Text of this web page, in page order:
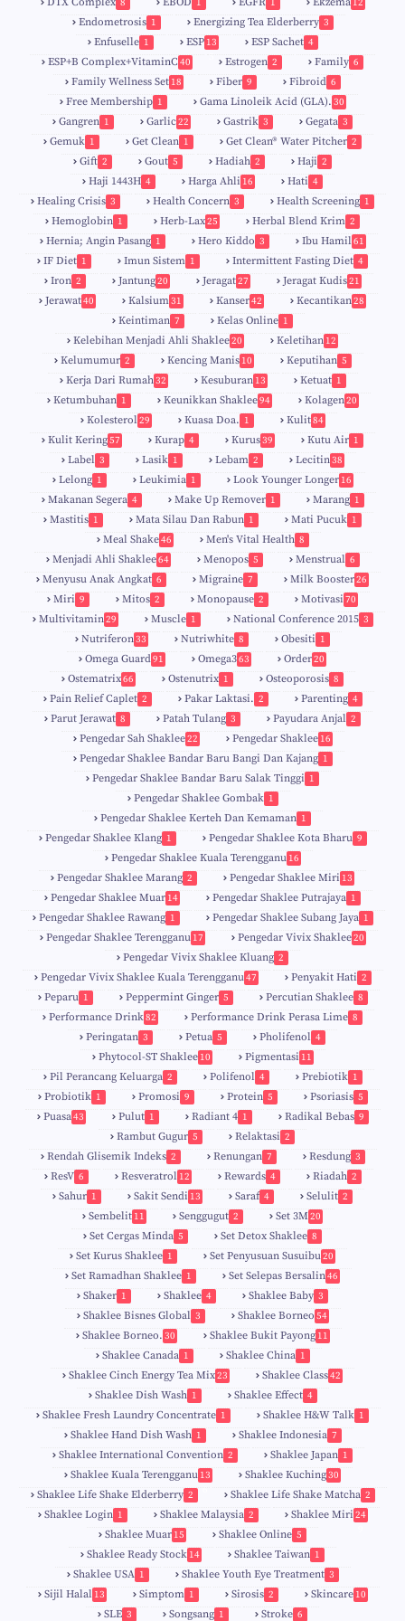
Endometrosis 1 Energizing Tea Elderberry 3
Enfuselle 1 ESP 13
ESP Sachet 4
ESP+B Complex+VitaminC 40 Estrogen 2 Family 6
Family Wellness Set 18 Fiber 9 Fibroid 6
Free Membership 1 Gama Linoleik Acid (GLA). 30
Gangren 1 Garlic22 Gastrik 3 Gegata 3
Gemuk 1 Get Clean 1 Get Clean® Water Pitcher 2
Gift 2 Gout 5 Hadiah 2 Haji 2
Haji 1443H 4 Harga Ahli 16 Hati 4
Healing Crisis 3 Health Concern 3 Health Screening 1
Hemoglobin 1 Herb-Lax25 Herbal Blend Krim 2
Hernia; Angin Pasang 1 Hero Kiddo 3 Ibu Hamil61
IF Diet 1 Imun Sistem 1 Intermittent Fasting Diet 4
Iron 2 Jantung20 Jeragat27 Jeragat Kudis21
Jerawat40 Kalsium31 Kanser42 Kecantikan28
Keintiman 7 Kelas Online 1
Kelebihan Menjadi Ahli Shaklee20 Keletihan 12
Kelumumur 2 Kencing Manis 10 Keputihan 5
Kerja Dari Rumah32 Kesuburan 13 Ketuat 1
Ketumbuhan 1 Keunikkan Shaklee94 Kolagen20
Kolesterol29 Kuasa Doa. 1 Kulit84
Kulit Kering57 Kurap 4 Kurus39 Kutu Air 1
Label 3 Lasik 1 Lebam 2 Lecitin38
Lelong 1 Leukimia 1 Look Younger Longer 16
Makanan Segera 4 Make Up Remover 1 Marang 1
Mastitis 1 Mata Silau Dan Rabun 1 Mati Pucuk 1
Meal Shake46 Men's Vital Health 8
Menjadi Ahli Shaklee64 Menopos 5 Menstrual 6
Menyusu Anak Angkat 6 Migraine 7 Milk Booster26
Miri 9 Mitos 2 Monopause 2 Motivasi 70
Multivitamin29 Muscle 1 National Conference 2015 3
Nutriferon33 Nutriwhite 8 Obesiti 1
Omega Guard91 Omega363 Order20
Ostematrix66 Ostenutrix 1 Osteoporosis 8
Pain Relief Caplet 2 Pakar Laktasi. 2 Parenting 4
Parut Jerawat 8 Patah Tulang 3 Payudara Anjal 2
Pengedar Sah Shaklee22
9
Pengedar Shaklee 16
5
Pengedar Shaklee Bandar Baru Bangi Dan Kajang 1
Pengedar Shaklee Bandar Baru Salak Tinggi 1
Pengedar Shaklee Gombak 1
Pengedar Shaklee Kerteh Dan Kemaman 1
Pengedar Shaklee Klang 1 Pengedar Shaklee Kota Bharu 9
Pengedar Shaklee Kuala Terengganu 16
4
Pengedar Shaklee Marang 2 Pengedar Shaklee Miri 13
1
Pengedar Shaklee Muar 14
0
Pengedar Shaklee Putrajaya 1
Pengedar Shaklee Rawang 1 Pengedar Shaklee Subang Jaya 1
Pengedar Shaklee Terengganu 17 Pengedar Vivix Shaklee20
Pengedar Vivix Shaklee Kluang 2
Pengedar Vivix Shaklee Kuala Terengganu47 Penyakit Hati 2
Peparu 1 Peppermint Ginger 5 Percutian Shaklee 8
Performance Drink82 Performance Drink Perasa Lime 8
Peringatan 3 Petua 5 Pholifenol 4
Phytocol-ST Shaklee 10 Pigmentasi 11
Pil Perancang Keluarga 2 Polifenol 4 Prebiotik 1
Probiotik 1 Promosi 9 Protein 5 Psoriasis 5
Puasa43 Pulut 1 Radiant 4 1 Radikal Bebas 9
Rambut Gugur 5 Relaktasi 2
Rendah Glisemik Indeks 2 Renungan 7 Resdung 3
ResV 6 Resveratrol 12 Rewards 4 Riadah 2
Sahur 1 Sakit Sendi 13 Saraf 4 Selulit 2
Sembelit 11 Senggugut 2 Set 3M20
Set Cergas Minda 5 Set Detox Shaklee 8
Set Kurus Shaklee 1 Set Penyusuan Susuibu20
Set Ramadhan Shaklee 1 Set Selepas Bersalin46
Shaker 1 Shaklee 4 Shaklee Baby 3
Shaklee Bisnes Global 3 Shaklee Borneo 54
Shaklee Borneo. 30 Shaklee Bukit Payong 11
Shaklee Canada 1 Shaklee China 1
Shaklee Cinch Energy Tea Mix23 Shaklee Class42
Shaklee Dish Wash 1 Shaklee Effect 4
Shaklee Fresh Laundry Concentrate 1 Shaklee H&W Talk 1
Shaklee Hand Dish Wash 1 Shaklee Indonesia 7
Shaklee International Convention 2 Shaklee Japan 1
Shaklee Kuala Terengganu 13
Shaklee Kuching30
Shaklee Life Shake Elderberry 2 Shaklee Life Shake Matcha 2
Shaklee Login 1 Shaklee Malaysia 2 Shaklee Miri 24
Shaklee Muar 15
8
Shaklee Online 5
Shaklee Ready Stock 14 Shaklee Taiwan 1
Shaklee USA 1 Shaklee Youth Eye Treatment 3
Sijil Halal 13 Simptom 1 Sirosis 2 Skincare 10
SLE 3 Songsang 1 Stroke 6